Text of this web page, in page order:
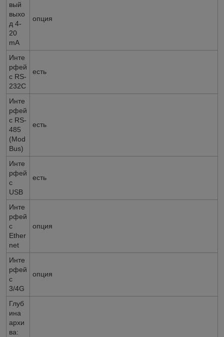
вый
выхо
д 4-
20
mA
опция
Инте
рфей
с RS-
232C
есть
Инте
рфей
с RS-
485
(Mod
Bus)
есть
Инте
рфей
с
USB
есть
Инте
рфей
с
Ether
net
опция
Инте
рфей
с
3/4G
опция
Глуб
ина
архи
ва: